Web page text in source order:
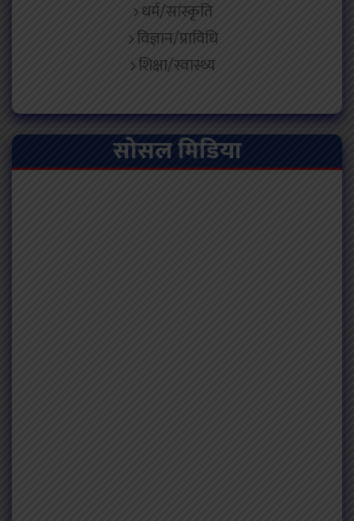
धर्म/सांस्कृति
विज्ञान/प्राविधि
शिक्षा/स्वास्थ्य
सोसल मिडिया